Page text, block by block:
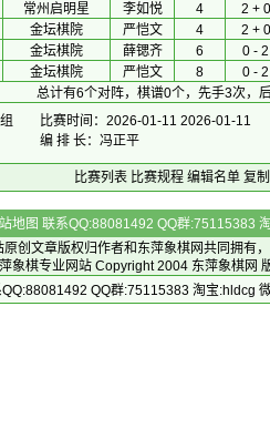
常州启明星 李如悦 4
2 + 0
金坛棋院 严恺文 4
2 + 0
金坛棋院 薛锶齐 6
0 - 2
金坛棋院 严恺文 8
0 - 2
总计有6个对阵，棋谱0个，先手3次，
比赛时间：2026-01-11 2026-01-11
编 排 长：冯正平
比赛列表 比赛规程 编辑名单 复
地图 联系QQ:88081492 QQ群:75115383
原创文章版权归作者和 东萍象棋网共同拥有
象棋专业网站 Copyright 2004 东萍象棋网
QQ群:75115383 淘宝:hldcg